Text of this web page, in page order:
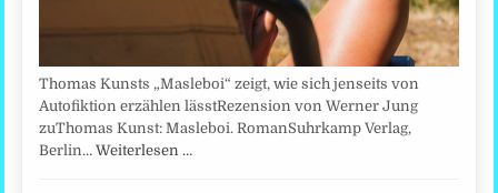
Thomas Kunsts „Masleboi“ zeigt, wie sich jenseits von
Autofiktion erzählen lässtRezension von Werner Jung
zuThomas Kunst: Masleboi. RomanSuhrkamp Verlag,
Berlin…Weiterlesen …